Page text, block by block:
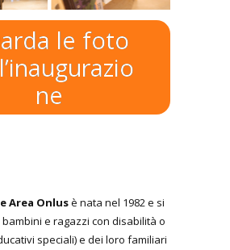
le foto
ne
Area Onlusè nata nel 1982 e si
e ragazzi con disabilità o
speciali) e dei loro familiari